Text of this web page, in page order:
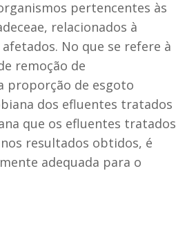
pertencentes às
relacionados à
No que se refere à
remoção de
proporção de esgoto
dos efluentes tratados
que os efluentes tratados
resultados obtidos, é
adequada para o